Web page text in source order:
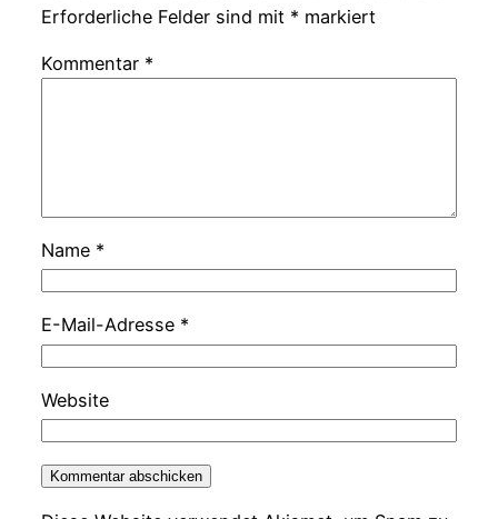
Erforderliche Felder sind mit * markiert
Kommentar *
Name *
E-Mail-Adresse *
Website